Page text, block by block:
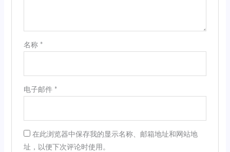
名称 *
电子邮件 *
在此浏览器中保存我的显示名称、邮箱地址和网站地
址，以便下次评论时使用。